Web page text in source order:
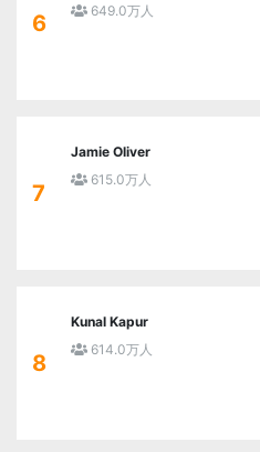
6
649.0万人
7
Jamie Oliver
615.0万人
8
Kunal Kapur
614.0万人